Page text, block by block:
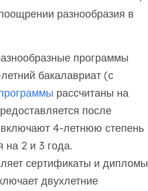
разнообразия в
программы
бакалавриат (с
рассчитаны на
после
4-летнюю степень
на 2 и 3 года.
сертификаты и дипломы
двухлетние